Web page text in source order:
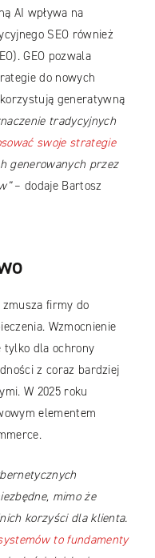
AI wpływa na
SEO również
GEO pozwala
do nowych
generatywną
tradycyjnych
swoje strategie
generowanych przez
– dodaje Bartosz
firmy do
Wzmocnienie
dla ochrony
z coraz bardziej
W 2025 roku
elementem
mimo że
korzyści dla klienta.
to fundamenty